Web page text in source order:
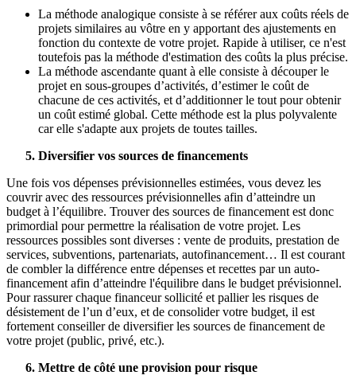
La méthode analogique consiste à se référer aux coûts réels de
projets similaires au vôtre en y apportant des ajustements en
fonction du contexte de votre projet. Rapide à utiliser, ce n'est
toutefois pas la méthode d'estimation des coûts la plus précise.
La méthode ascendante quant à elle consiste à découper le
projet en sous-groupes d’activités, d’estimer le coût de
chacune de ces activités, et d’additionner le tout pour obtenir
un coût estimé global. Cette méthode est la plus polyvalente
car elle s'adapte aux projets de toutes tailles.
5. Diversifier vos sources de financements
Une fois vos dépenses prévisionnelles estimées, vous devez les
couvrir avec des ressources prévisionnelles afin d’atteindre un
budget à l’équilibre. Trouver des sources de financement est donc
primordial pour permettre la réalisation de votre projet. Les
ressources possibles sont diverses : vente de produits, prestation de
services, subventions, partenariats, autofinancement… Il est courant
de combler la différence entre dépenses et recettes par un auto-
financement afin d’atteindre l'équilibre dans le budget prévisionnel.
Pour rassurer chaque financeur sollicité et pallier les risques de
désistement de l’un d’eux, et de consolider votre budget, il est
fortement conseiller de diversifier les sources de financement de
votre projet (public, privé, etc.).
6. Mettre de côté une provision pour risque